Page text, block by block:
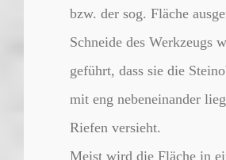
bzw. der sog. Fläche
Schneide des Werkzeugs
geführt, dass sie die
mit eng nebeneinander
Riefen versieht.
Meist wird die Fläche in